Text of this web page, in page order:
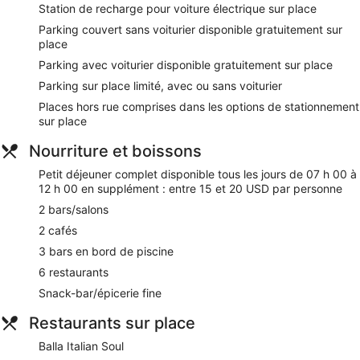
dans le spa de l'hébergement qui dispose d'1 salle de soins.
Les services proposés incluent des massages aux pierres
chaudes, des soins du visage, des enveloppements
corporels et des gommages corporels. Le spa propose
divers soins thérapeutiques, dont l'aromathérapie. Le spa
comprend un hammam.
Le spa est ouvert certains jours. Les clients de moins de 18
ans ne sont pas admis dans l'enceinte du spa.
Nos clients nous ont dit qu'ils avaient été agréablement
surpris par SAHARA Las Vegas et son emplacement. Lors de
votre séjour, vous ne serez qu'à quelques minutes de marche
de Las Vegas Festival Grounds. L'accès Wi-Fi à Internet
gratuit, un parking gratuit avec voiturier et 6 des restaurants
sont disponibles.
Wi-Fi gratuit (vitesse : 25 Mbit/s ou plus)
Parking avec voiturier et parking sans service de
voiturier gratuits
Vous pourrez reprendre des forces à l'un des 6
restaurants ou des 2 cafés, ou simplement prendre un
verre dans l'un des 3 bars en bord de piscine ou des 2
bars/lounges
Station de recharge pour voiture électrique sur place
Parking couvert sans voiturier disponible gratuitement sur
place
Parking avec voiturier disponible gratuitement sur place
Parking sur place limité, avec ou sans voiturier
Places hors rue comprises dans les options de stationnement
sur place
Nourriture et boissons
Petit déjeuner complet disponible tous les jours de 07 h 00 à
12 h 00 en supplément : entre 15 et 20 USD par personne
2 bars/salons
2 cafés
3 bars en bord de piscine
6 restaurants
Snack-bar/épicerie fine
Restaurants sur place
Balla Italian Soul